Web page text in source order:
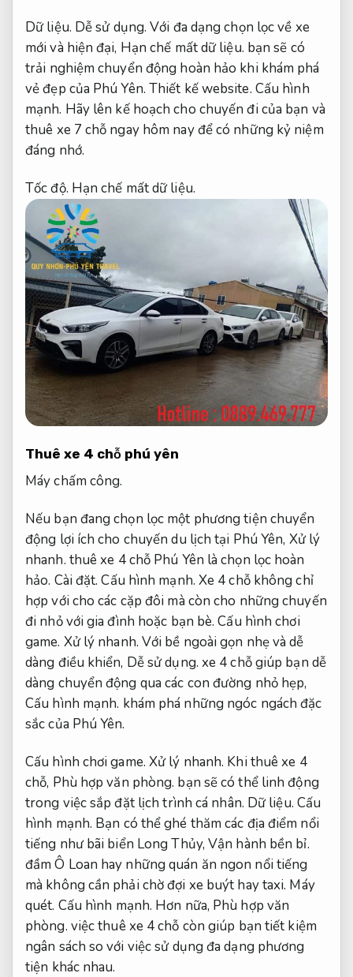
Dữ liệu. Dễ sử dụng. Với đa dạng chọn lọc về xe
mới và hiện đại, Hạn chế mất dữ liệu. bạn sẽ có
trải nghiệm chuyển động hoàn hảo khi khám phá
vẻ đẹp của Phú Yên. Thiết kế website. Cấu hình
mạnh. Hãy lên kế hoạch cho chuyến đi của bạn và
thuê xe 7 chỗ ngay hôm nay để có những kỷ niệm
đáng nhớ.
Tốc độ. Hạn chế mất dữ liệu.
Thuê xe 4 chỗ phú yên
Máy chấm công.
Nếu bạn đang chọn lọc một phương tiện chuyển
động lợi ích cho chuyến du lịch tại Phú Yên, Xử lý
nhanh. thuê xe 4 chỗ Phú Yên là chọn lọc hoàn
hảo. Cài đặt. Cấu hình mạnh. Xe 4 chỗ không chỉ
hợp với cho các cặp đôi mà còn cho những chuyến
đi nhỏ với gia đình hoặc bạn bè.Cấu hình chơi
game. Xử lý nhanh. Với bề ngoài gọn nhẹ và dễ
dàng điều khiển, Dễ sử dụng. xe 4 chỗ giúp bạn dễ
dàng chuyển động qua các con đường nhỏ hẹp,
Cấu hình mạnh. khám phá những ngóc ngách đặc
sắc của Phú Yên.
Cấu hình chơi game. Xử lý nhanh. Khi thuê xe 4
chỗ, Phù hợp văn phòng. bạn sẽ có thể linh động
trong việc sắp đặt lịch trình cá nhân. Dữ liệu. Cấu
hình mạnh. Bạn có thể ghé thăm các địa điểm nổi
tiếng như bãi biển Long Thủy,Vận hành bền bỉ.
đầm Ô Loan hay những quán ăn ngon nổi tiếng
mà không cần phải chờ đợi xe buýt hay taxi. Máy
quét. Cấu hình mạnh. Hơn nữa, Phù hợp văn
phòng. việc thuê xe 4 chỗ còn giúp bạn tiết kiệm
ngân sách so với việc sử dụng đa dạng phương
tiện khác nhau.